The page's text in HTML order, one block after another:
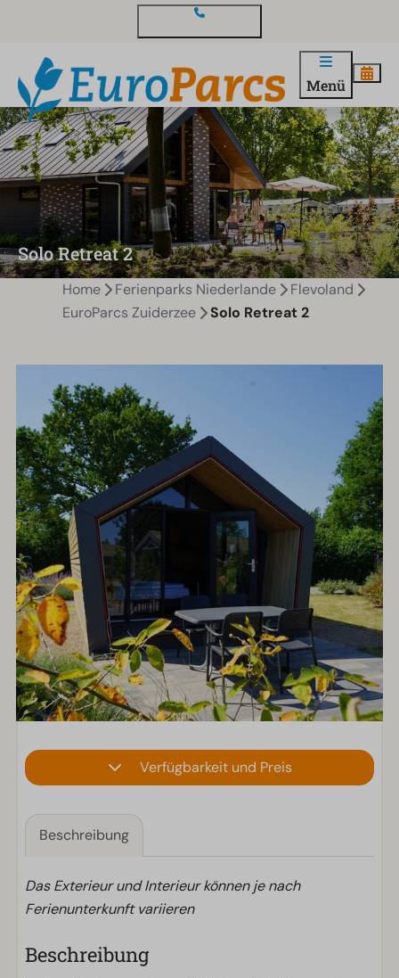
Menü
Solo Retreat 2
Home Ferienparks Niederlande
Flevoland
EuroParcs Zuiderzee
Solo Retreat 2
Verfügbarkeit und Preis
Beschreibung
Das Exterieur und Interieur können je nach
Ferienunterkunft variieren
Beschreibung